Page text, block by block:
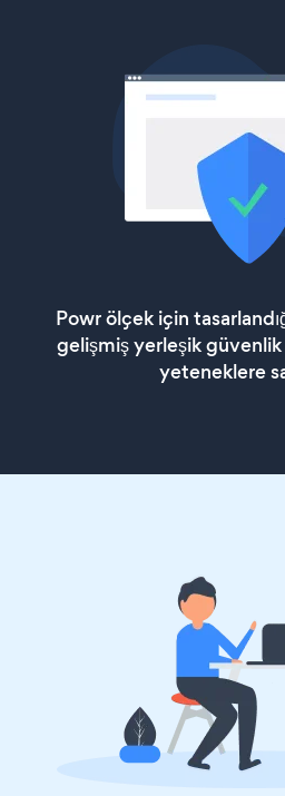
Powr ölçek için
gelişmiş yerleşik
yeteneklere